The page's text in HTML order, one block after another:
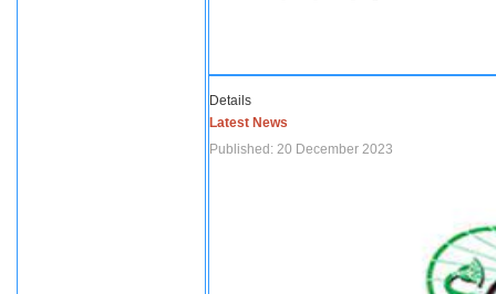
Details
Latest News
Published: 20 December 2023